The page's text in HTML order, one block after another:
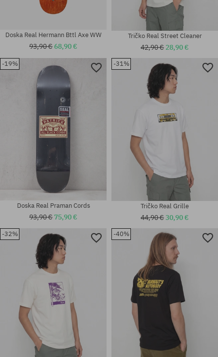
Dostupné veľkosti:
Dostupné veľkosti:
Dostupné veľkosti:
Doska Real Hermann Bttl Axe WW
93,90 €68,90 €
Dostupné veľkosti:
Tričko Real Street Cleaner
42,90 € 28,90 €
-19%
Doska Real Praman Cords
93,90 € 75,90 €
-31%
Tričko Real Grille
44,90 €30,90 €
-32% -40%